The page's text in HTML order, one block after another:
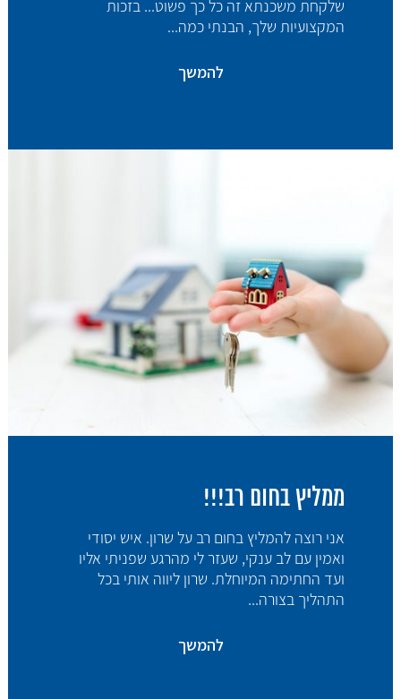
שלקחת משכנתא זה כל כך פשוט... בזכות
המקצועיות שלך, הבנתי כמה...
להמשך
ממליץ בחום רב!!!
אני רוצה להמליץ בחום רב על שרון. איש יסודי
ואמין עם לב ענקי, שעזר לי מהרגע שפניתי אליו
ועד החתימה המיוחלת. שרון ליווה אותי בכל
התהליך בצורה...
להמשך